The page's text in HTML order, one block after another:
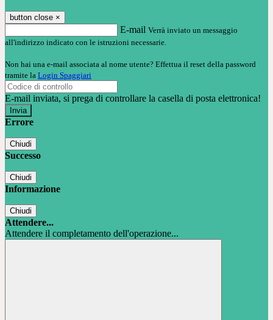
button close ×
E-mail Verrà inviato un messaggio
all'indirizzo indicato con le istruzioni necessarie.
Non hai una e-mail associata al nome utente? Effettua il reset della password
tramite la Login Spaggiari
E-mail inviata, si prega di controllare la casella di posta elettronica!
Errore
Chiudi
Successo
Chiudi
Informazione
Chiudi
Attendere...
Attendere il completamento dell'operazione...